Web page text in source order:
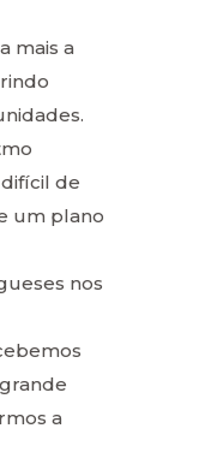
mais a
de
um plano
nos
a